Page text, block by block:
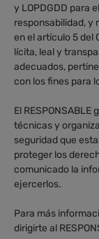
y LOPDGDD para
responsabilidad, y
en el artículo 5 del
lícita, leal y
adecuados,
con los fines para
El
técnicas y
seguridad que
proteger los
comunicado la
ejercerlos.
Para más
dirigirte al